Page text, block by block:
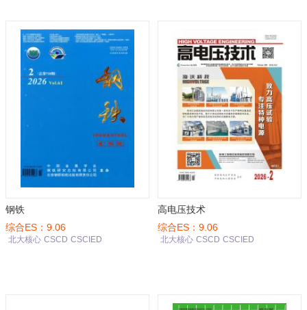
钢铁
综合ES：9.06
北大核心 CSCD CSCIED
高电压技术
综合ES：9.06
北大核心 CSCD CSCIED